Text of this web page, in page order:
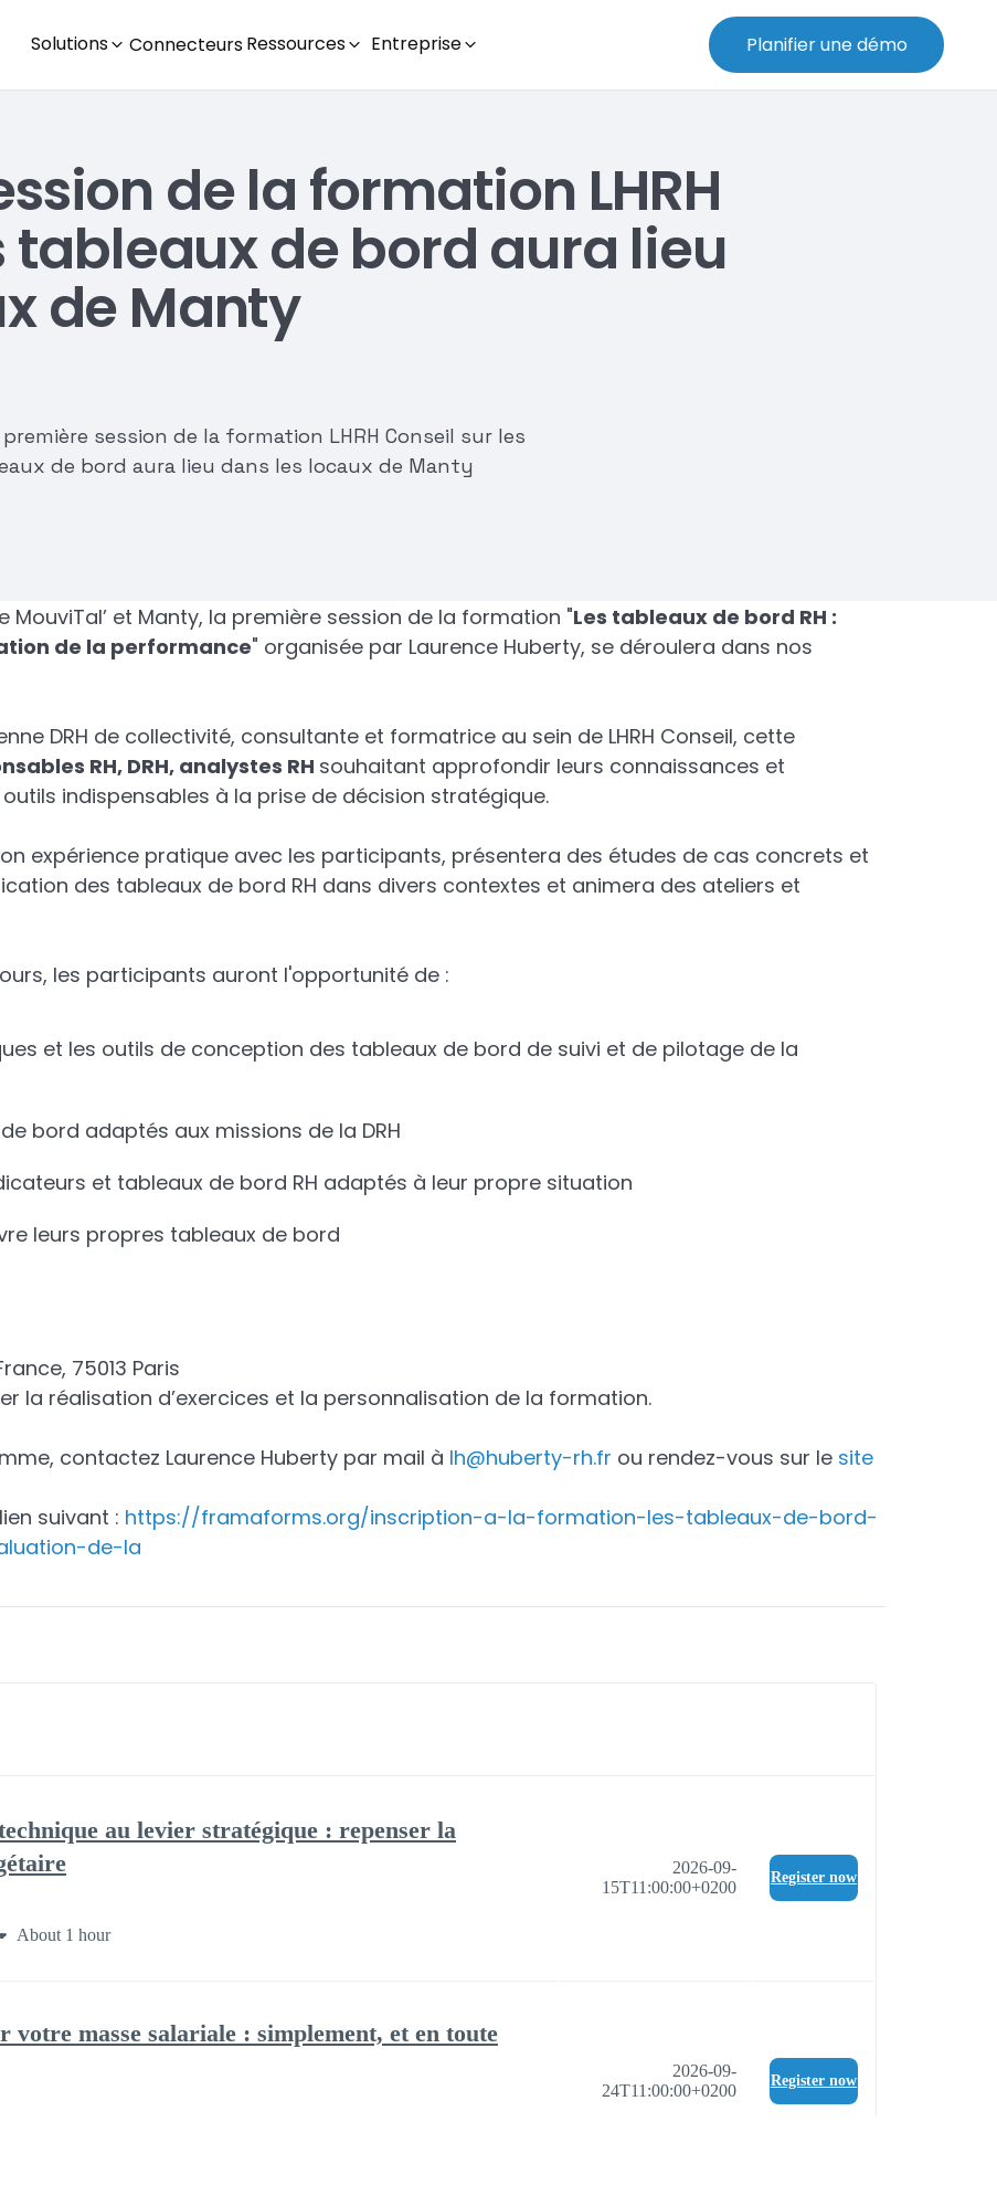
Solutions ConnecteursRessources Entreprise Planifier une démo
de la formation LHRH
tableaux de bord aura lieu
de Manty
et Manty, la première session de la formation "Les tableaux de bord RH :
de la performance" organisée par Laurence Huberty, se déroulera dans nos
DRH de collectivité, consultante et formatrice au sein de LHRH Conseil, cette
RH, DRH, analystes RH souhaitant approfondir leurs connaissances et
indispensables à la prise de décision stratégique.
expérience pratique avec les participants, présentera des études de cas concrets et
des tableaux de bord RH dans divers contextes et animera des ateliers et
les participants auront l'opportunité de :
et les outils de conception des tableaux de bord de suivi et de pilotage de la
bord adaptés aux missions de la DRH
et tableaux de bord RH adaptés à leur propre situation
leurs propres tableaux de bord
75013 Paris
la réalisation d’exercices et la personnalisation de la formation.
contactez Laurence Huberty par mail à lh@huberty-rh.fr ou rendez-vous sur le site
suivant : https://framaforms.org/inscription-a-la-formation-les-tableaux-de-bord-
de-la